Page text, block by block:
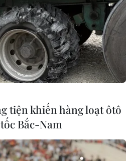
tiện khiến hàng loạt ôtô
Bắc-Nam